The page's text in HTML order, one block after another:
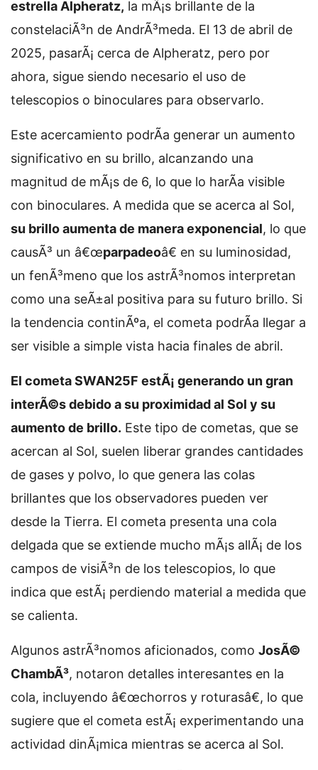
estrella Alpheratz, la mÃ¡s brillante de la
constelaciÃ³n de AndrÃ³meda. El 13 de abril de
2025, pasarÃ¡ cerca de Alpheratz, pero por
ahora, sigue siendo necesario el uso de
telescopios o binoculares para observarlo.
Este acercamiento podrÃ­a generar un aumento
significativo en su brillo, alcanzando una
magnitud de mÃ¡s de 6, lo que lo harÃ­a visible
con binoculares. A medida que se acerca al Sol,
su brillo aumenta de manera exponencial, lo que
causÃ³ un â€œparpadeoâ€ en su luminosidad,
un fenÃ³meno que los astrÃ³nomos interpretan
como una seÃ±al positiva para su futuro brillo. Si
la tendencia continÃºa, el cometa podrÃ­a llegar a
ser visible a simple vista hacia finales de abril.
El cometa SWAN25F estÃ¡ generando un gran
interÃ©s debido a su proximidad al Sol y su
aumento de brillo. Este tipo de cometas, que se
acercan al Sol, suelen liberar grandes cantidades
de gases y polvo, lo que genera las colas
brillantes que los observadores pueden ver
desde la Tierra. El cometa presenta una cola
delgada que se extiende mucho mÃ¡s allÃ¡ de los
campos de visiÃ³n de los telescopios, lo que
indica que estÃ¡ perdiendo material a medida que
se calienta.
Algunos astrÃ³nomos aficionados, como JosÃ©
ChambÃ³, notaron detalles interesantes en la
cola, incluyendo â€œchorros y roturasâ€, lo que
sugiere que el cometa estÃ¡ experimentando una
actividad dinÃ¡mica mientras se acerca al Sol.